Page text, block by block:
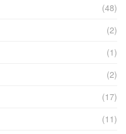
(48)
(2)
(1)
(2)
(17)
(11)